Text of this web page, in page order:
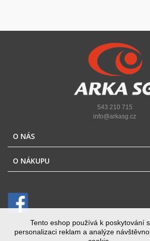
Tento eshop používá k poskytování
personalizaci reklam a analýze
543 210 715
info@arkasg.cz
O NÁS
O NÁKUPU